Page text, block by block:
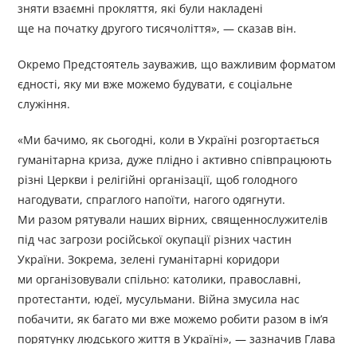
зняти взаємні прокляття, які були накладені
ще на початку другого тисячоліття», — сказав він.
Окремо Предстоятель зауважив, що важливим форматом
єдності, яку ми вже можемо будувати, є соціальне
служіння.
«Ми бачимо, як сьогодні, коли в Україні розгортається
гуманітарна криза, дуже плідно і активно співпрацюють
різні Церкви і релігійні організації, щоб голодного
нагодувати, спраглого напоїти, нагого одягнути.
Ми разом рятували наших вірних, священнослужителів
під час загрози російської окупації різних частин
України. Зокрема, зелені гуманітарні коридори
ми організовували спільно: католики, православні,
протестанти, юдеї, мусульмани. Війна змусила нас
побачити, як багато ми вже можемо робити разом в ім’я
порятунку людського життя в Україні», — зазначив Глава